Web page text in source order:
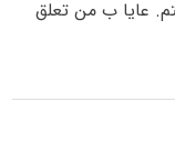
تربیت بدنی با معدل ۱۹.۱۶ هستم. عایا ب من تعلق